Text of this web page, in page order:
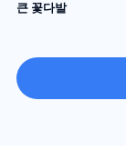
큰 꽃다발